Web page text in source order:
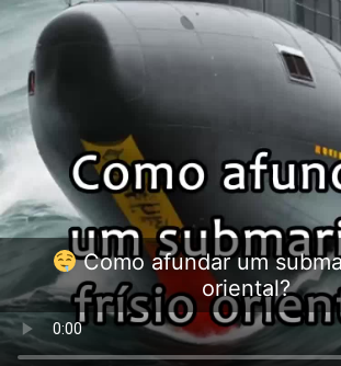
Como afundar um
oriental?